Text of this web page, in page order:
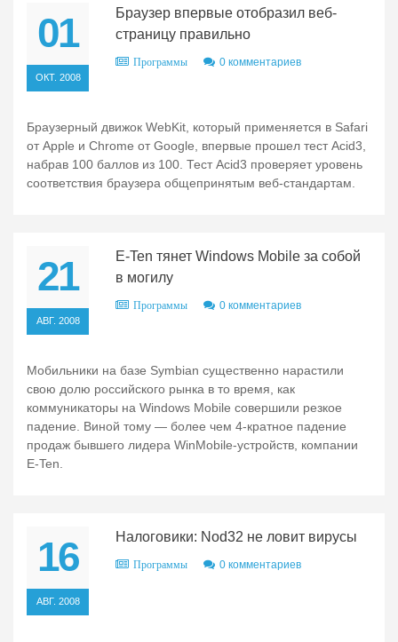
01
ОКТ. 2008
Браузер впервые отобразил веб-
страницу правильно
Программы 0 комментариев
Браузерный движок WebKit, который применяется в Safari
от Apple и Chrome от Google, впервые прошел тест Acid3,
набрав 100 баллов из 100. Тест Acid3 проверяет уровень
соответствия браузера общепринятым веб-стандартам.
21
АВГ. 2008
E-Ten тянет Windows Mobile за собой
в могилу
Программы 0 комментариев
Мобильники на базе Symbian существенно нарастили
свою долю российского рынка в то время, как
коммуникаторы на Windows Mobile совершили резкое
падение. Виной тому — более чем 4-кратное падение
продаж бывшего лидера WinMobile-устройств, компании
E-Ten.
16
АВГ. 2008
Налоговики: Nod32 не ловит вирусы
Программы 0 комментариев